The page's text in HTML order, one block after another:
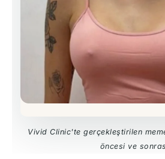
Vivid Clinic'te gerçekleştirilen
öncesi ve